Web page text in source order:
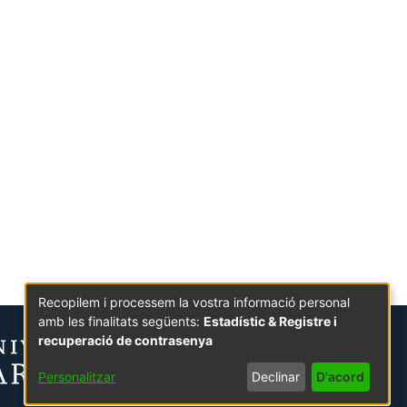
Recopilem i processem la vostra informació personal
amb les finalitats següents: Estadístic & Registre i
recuperació de contrasenya
Personalitzar Declinar D'acord